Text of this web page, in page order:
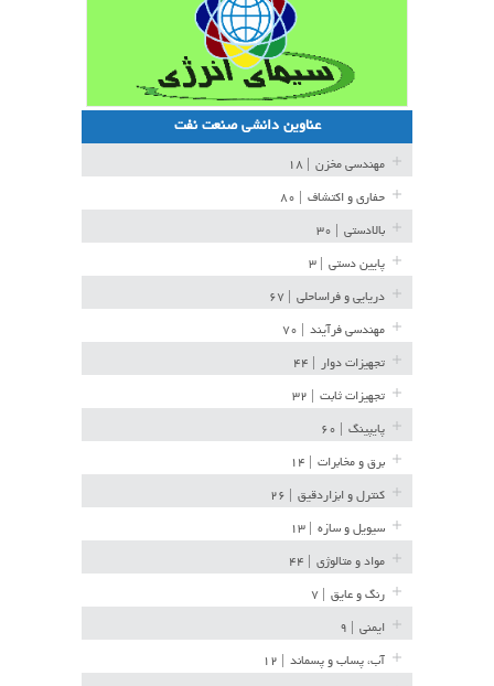
عناوین دانشی صنعت نفت
مهندسی مخزن
حفاری و اکتشاف
بالادستی
پایین دستی
دریایی و فراساحلی
مهندسی فرآیند
تجهیزات دوار
تجهیزات ثابت
پایپینگ
برق و مخابرات
کنترل و ابزاردقیق
سیویل و سازه
مواد و متالوژی
رنگ و عایق
ایمنی
آب، پساب و پسماند